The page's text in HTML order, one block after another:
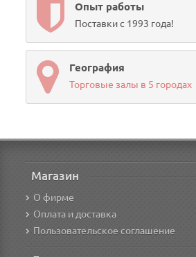
Опыт работы
Поставки с 1993 года!
География
Торговые залы в 5 городах
Магазин
О фирме
Оплата и доставка
Пользовательское соглашение